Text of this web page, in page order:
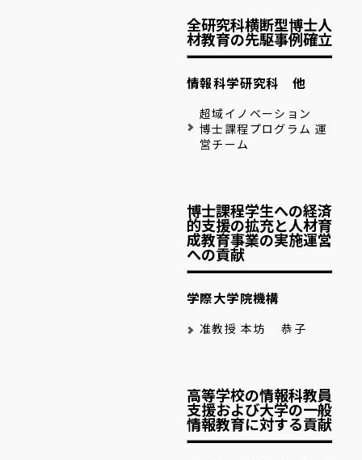
全研究科横断型博士人
材教育の先駆事例確立
情報科学研究科 他
超域イノベーション
博士課程プログラム 運
営チーム
博士課程学生への経済
的支援の拡充と人材育
成教育事業の実施運営
への貢献
学際大学院機構
准教授 本坊 恭子
高等学校の情報科教員
支援および大学の一般
情報教育に対する貢献